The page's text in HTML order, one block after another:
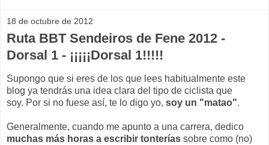
18 de octubre de 2012
Ruta BBT Sendeiros de Fene 2012 -
Dorsal 1 - ¡¡¡¡¡Dorsal 1!!!!!
Supongo que si eres de los que lees habitualmente este
blog ya tendrás una idea clara del tipo de ciclista que
soy. Por si no fuese así, te lo digo yo, soy un "matao".
Generalmente, cuando me apunto a una carrera, dedico
muchas más horas a escribir tonterías sobre como (no)